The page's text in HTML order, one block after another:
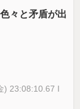
々と矛盾が出
) 23:08:10.67 I